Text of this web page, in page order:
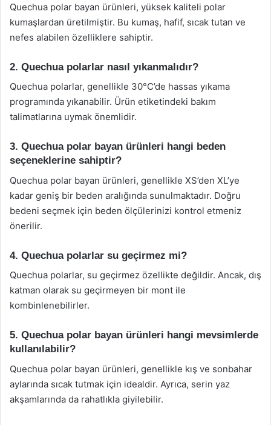
Quechua polar bayan ürünleri, yüksek kaliteli polar
kumaşlardan üretilmiştir. Bu kumaş, hafif, sıcak tutan ve
nefes alabilen özelliklere sahiptir.
2. Quechua polarlar nasıl yıkanmalıdır?
Quechua polarlar, genellikle 30°C’de hassas yıkama
programında yıkanabilir. Ürün etiketindeki bakım
talimatlarına uymak önemlidir.
3. Quechua polar bayan ürünleri hangi beden
seçeneklerine sahiptir?
Quechua polar bayan ürünleri, genellikle XS’den XL’ye
kadar geniş bir beden aralığında sunulmaktadır. Doğru
bedeni seçmek için beden ölçülerinizi kontrol etmeniz
önerilir.
4. Quechua polarlar su geçirmez mi?
Quechua polarlar, su geçirmez özellikte değildir. Ancak, dış
katman olarak su geçirmeyen bir mont ile
kombinlenebilirler.
5. Quechua polar bayan ürünleri hangi mevsimlerde
kullanılabilir?
Quechua polar bayan ürünleri, genellikle kış ve sonbahar
aylarında sıcak tutmak için idealdir. Ayrıca, serin yaz
akşamlarında da rahatlıkla giyilebilir.